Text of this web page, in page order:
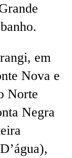
em
Nova e
Norte
Negra